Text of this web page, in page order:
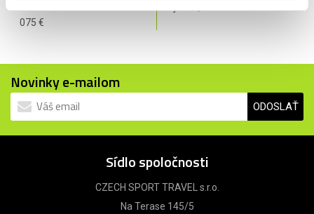
075 €
Novinky e-mailom
ODOSLAŤ
Sídlo spoločnosti
CZECH SPORT TRAVEL s.r.o.
Na Terase 145/5